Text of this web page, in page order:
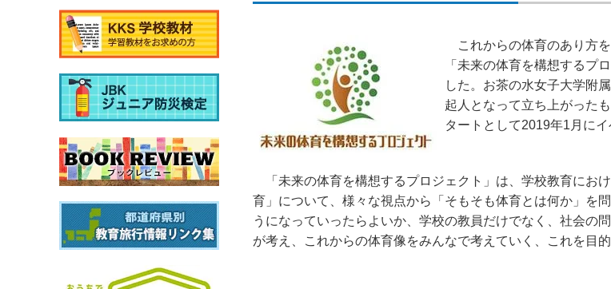
これからの体育のあり方
「未来の体育を構想するプ
した。お茶の水女子大学附
起人となって立ち上がった
タートとして2019年1 月に
「未来の体育を構想するプロジェクト」は、学校教育にお
育」について、様々な視点から「そもそも体育とは何か」を
うになっていったらよいか、学校の教員だけでなく、社会の
が考え、これからの体育像をみんなで考えていく、これを目